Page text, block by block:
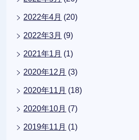
2022年4月 (20)
2022年3月 (9)
2021年1月 (1)
2020年12月 (3)
2020年11月 (18)
2020年10月 (7)
2019年11月 (1)